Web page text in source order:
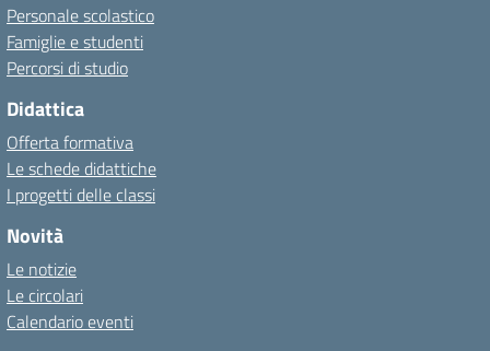
Personale scolastico
Famiglie e studenti
Percorsi di studio
Didattica
Offerta formativa
Le schede didattiche
I progetti delle classi
Novità
Le notizie
Le circolari
Calendario eventi